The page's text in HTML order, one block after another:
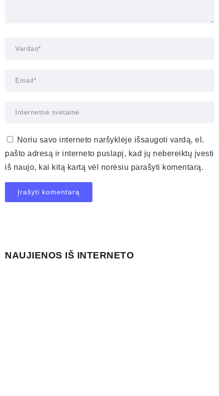
Noriu savo interneto naršyklėje išsaugoti vardą, el.
pašto adresą ir interneto puslapį, kad jų nebereiktų įvesti
iš naujo, kai kitą kartą vėl norėsiu parašyti komentarą.
NAUJIENOS IŠ INTERNETO